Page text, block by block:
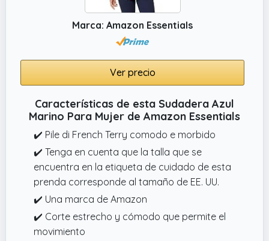
Marca: Amazon Essentials
Ver precio
Características de esta Sudadera Azul
Marino Para Mujer de Amazon Essentials
✔️ Pile di French Terry comodo e morbido
✔️ Tenga en cuenta que la talla que se
encuentra en la etiqueta de cuidado de esta
prenda corresponde al tamaño de EE. UU.
✔️ Una marca de Amazon
✔️ Corte estrecho y cómodo que permite el
movimiento